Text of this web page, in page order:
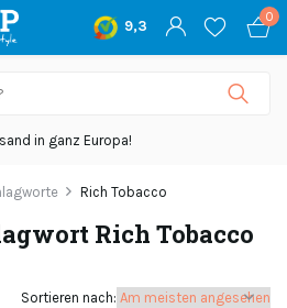
9,3
0
in ganz Europa!
Rich Tobacco
Rich Tobacco
Sortieren nach: